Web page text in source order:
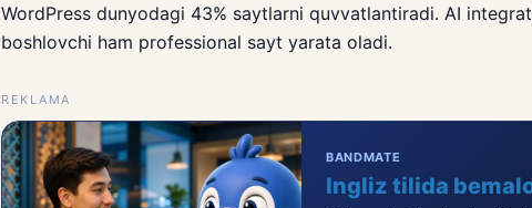
WordPress dunyodagi 43% saytlarni quvvatlantiradi. AI
boshlovchi ham professional sayt yarata oladi.
REKLAMA
BANDMATE
Ingliz tilida